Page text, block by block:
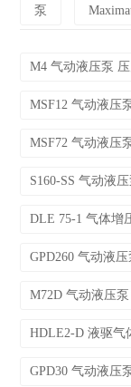
泵
M4 气动液压泵 压
MSF12 气动液压
MSF72 气动液压
S160-SS 气动液压
DLE 75-1 气体增
GPD260 气动液压
M72D 气动液压泵
HDLE2-D 液驱气
GPD30 气动液压